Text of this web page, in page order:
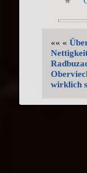
«« «
wirklich